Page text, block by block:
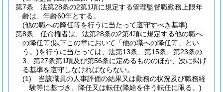
第7条
法第28条の2第1項に規定する管理監督職勤務上限年
齢は、年齢60年とする。
(他の職への降任等を行うに当たって遵守すべき基準)
第8条
任命権者は、法第28条の2第4項に規定する他の職へ
の降任等(以下この章において「他の職への降任等」とい
う。)を行うに当たっては、法第13条、第15条、第23条の
3、第27条第1項及び第56条に定めるもののほか、次に掲げ
る基準を遵守しなければならない。
(1)
当該職員の人事評価の結果又は勤務の状況及び職務経
験等に基づき、降任又は転任(降給を伴う転任に限る。)